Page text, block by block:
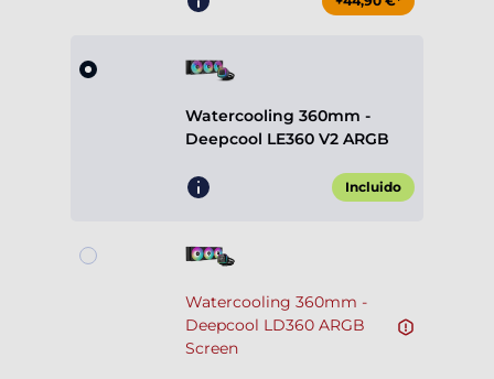
Watercooling 360mm -
Deepcool LE360 V2 ARGB
Incluido
Watercooling 360mm -
Deepcool LD360 ARGB
Screen